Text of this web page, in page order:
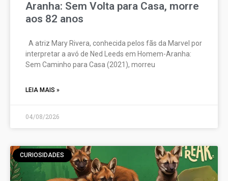
Aranha: Sem Volta para Casa, morre
aos 82 anos
A atriz Mary Rivera, conhecida pelos fãs da Marvel por
interpretar a avó de Ned Leeds em Homem-Aranha:
Sem Caminho para Casa (2021), morreu
LEIA MAIS »
04/08/2026
CURIOSIDADES